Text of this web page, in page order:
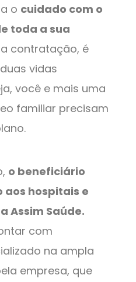
o cuidado com o
toda a sua
contratação, é
vidas
você e mais uma
familiar precisam
o beneficiário
aos hospitais e
Assim Saúde.
com
na ampla
empresa, que